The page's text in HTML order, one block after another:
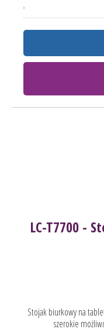
LC-T7700 -
Stojak biurkowy na
szerokie